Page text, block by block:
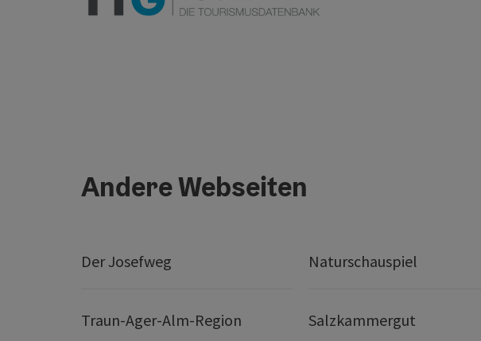
Andere Webseiten
Der Josefweg Naturschauspiel
Traun-Ager-Alm-Region Salzkammergut